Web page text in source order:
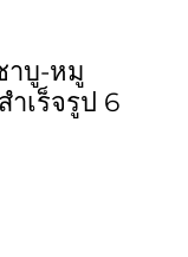
าบู-หมู
ำเร็จรูป 6